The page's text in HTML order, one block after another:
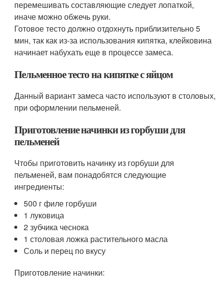
перемешивать составляющие следует лопаткой,
иначе можно обжечь руки.
Готовое тесто должно отдохнуть приблизительно 5
мин, так как из-за использования кипятка, клейковина
начинает набухать еще в процессе замеса.
Пельменное тесто на кипятке с яйцом
Данный вариант замеса часто используют в столовых,
при оформлении пельменей.
Приготовление начинки из горбуши для
пельменей
Чтобы приготовить начинку из горбуши для
пельменей, вам понадобятся следующие
ингредиенты:
500 г филе горбуши
1 луковица
2 зубчика чеснока
1 столовая ложка растительного масла
Соль и перец по вкусу
Приготовление начинки: